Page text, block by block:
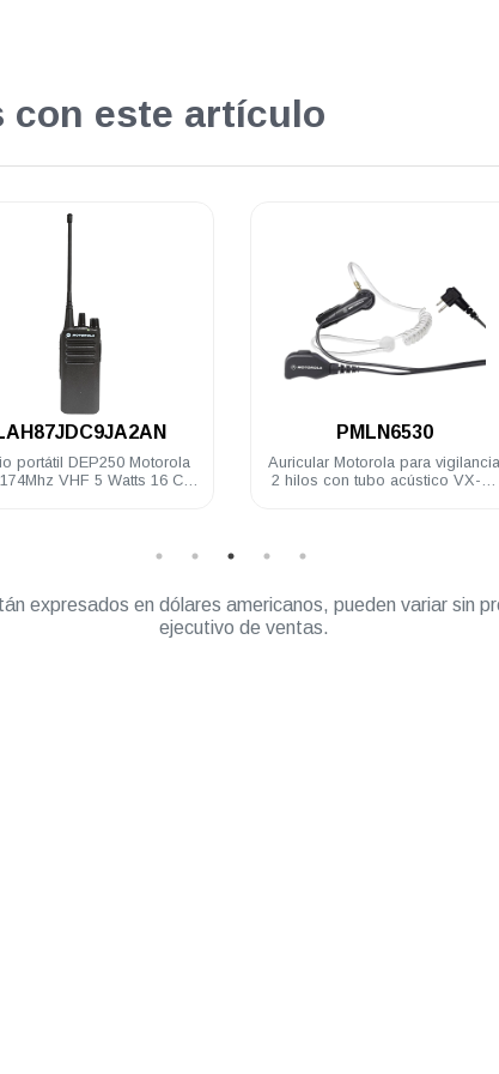
con este artículo
PMLN6530
Motorola para vigilancia
con tubo acústico VX-80
PMPN4587A
Cargador individual Motorola
base de escritorio c/eliminador
expresados en dólares americanos, pueden variar sin
ejecutivo de ventas.